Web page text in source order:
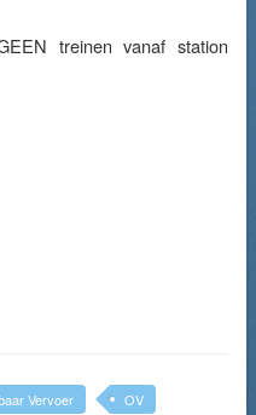
treinen vanaf station
Vervoer
OV